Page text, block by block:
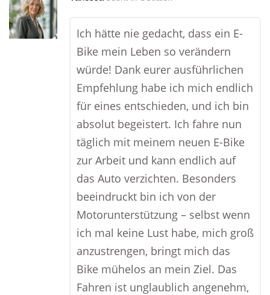
Ich hätte nie gedacht, dass ein E-
Bike mein Leben so verändern
würde! Dank eurer ausführlichen
Empfehlung habe ich mich endlich
für eines entschieden, und ich bin
absolut begeistert. Ich fahre nun
täglich mit meinem neuen E-Bike
zur Arbeit und kann endlich auf
das Auto verzichten. Besonders
beeindruckt bin ich von der
Motorunterstützung – selbst wenn
ich mal keine Lust habe, mich groß
anzustrengen, bringt mich das
Bike mühelos an mein Ziel. Das
Fahren ist unglaublich angenehm,